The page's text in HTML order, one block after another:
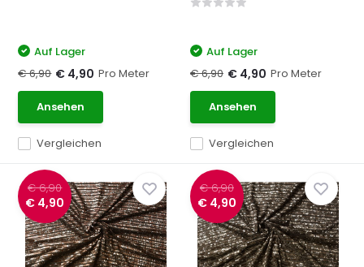
Vergleichen
Auf Lager
€ 6,90 € 4,90 Pro Meter
Ansehen
Vergleichen
Auf Lager
€ 6,90 € 4,90 Pro Meter
Ansehen
€ 6,90
€ 4,90
€ 6,90
€ 4,90